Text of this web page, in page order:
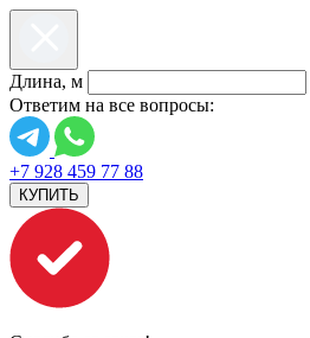
Длина, м
Ответим на все вопросы:
+7 928 459 77 88
КУПИТЬ